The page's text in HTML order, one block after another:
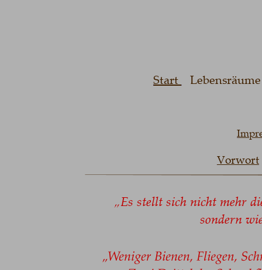
„Es stellt sich nicht mehr
sondern
Vorwort
Start